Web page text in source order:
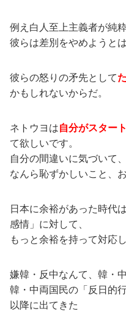
例え白人至上主義者が純
彼らは差別をやめようと
彼らの怒りの矛先として
かもしれないからだ。
ネトウヨは自分がスター
て欲しいです。
自分の間違いに気づいて
なんら恥ずかしいこと、
日本に余裕があった時代
感情」に対して、
もっと余裕を持って対応
嫌韓・反中なんて、韓・
韓・中両国民の「反日的
以降に出てきた